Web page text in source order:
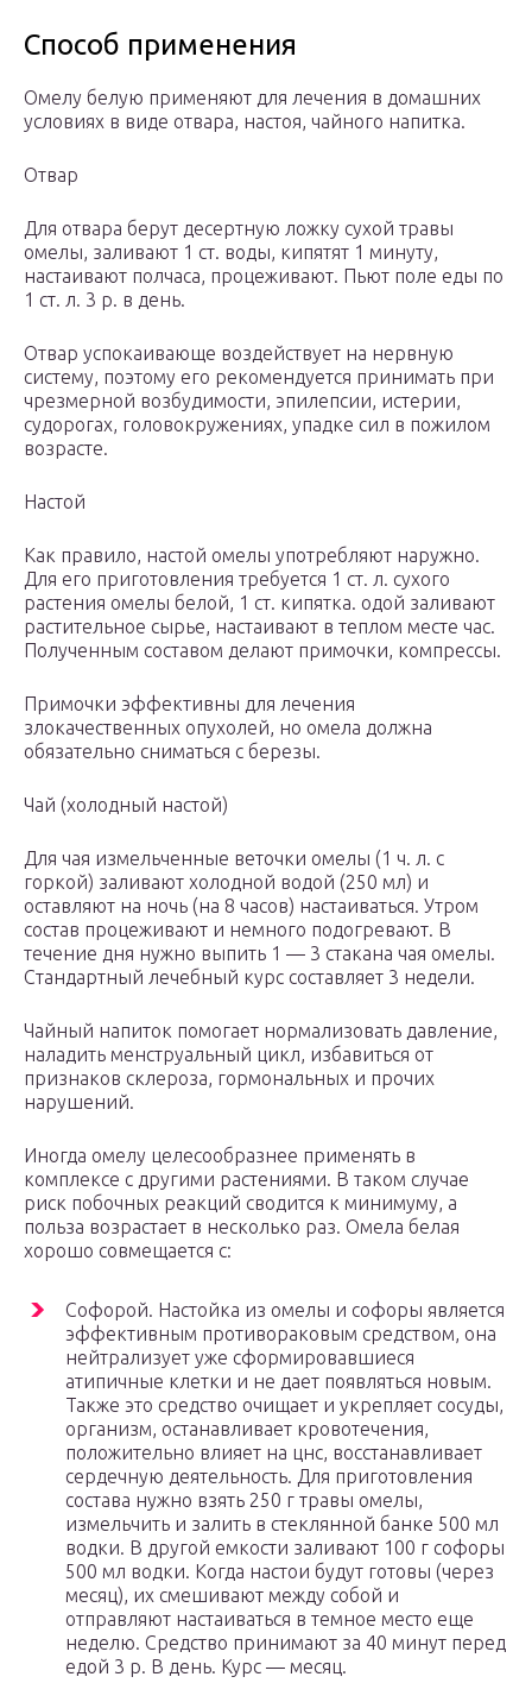
Способ применения
Омелу белую применяют для лечения в домашних
условиях в виде отвара, настоя, чайного напитка.
Отвар
Для отвара берут десертную ложку сухой травы
омелы, заливают 1 ст. воды, кипятят 1 минуту,
настаивают полчаса, процеживают. Пьют поле еды по
1 ст. л. 3 р. в день.
Отвар успокаивающе воздействует на нервную
систему, поэтому его рекомендуется принимать при
чрезмерной возбудимости, эпилепсии, истерии,
судорогах, головокружениях, упадке сил в пожилом
возрасте.
Настой
Как правило, настой омелы употребляют наружно.
Для его приготовления требуется 1 ст. л. сухого
растения омелы белой, 1 ст. кипятка. одой заливают
растительное сырье, настаивают в теплом месте час.
Полученным составом делают примочки, компрессы.
Примочки эффективны для лечения
злокачественных опухолей, но омела должна
обязательно сниматься с березы.
Чай (холодный настой)
Для чая измельченные веточки омелы (1 ч. л. с
горкой) заливают холодной водой (250 мл) и
оставляют на ночь (на 8 часов) настаиваться. Утром
состав процеживают и немного подогревают. В
течение дня нужно выпить 1 — 3 стакана чая омелы.
Стандартный лечебный курс составляет 3 недели.
Чайный напиток помогает нормализовать давление,
наладить менструальный цикл, избавиться от
признаков склероза, гормональных и прочих
нарушений.
Иногда омелу целесообразнее применять в
комплексе с другими растениями. В таком случае
риск побочных реакций сводится к минимуму, а
польза возрастает в несколько раз. Омела белая
хорошо совмещается с:
Софорой. Настойка из омелы и софоры является
эффективным противораковым средством, она
нейтрализует уже сформировавшиеся
атипичные клетки и не дает появляться новым.
Также это средство очищает и укрепляет сосуды,
организм, останавливает кровотечения,
положительно влияет на цнс, восстанавливает
сердечную деятельность. Для приготовления
состава нужно взять 250 г травы омелы,
измельчить и залить в стеклянной банке 500 мл
водки. В другой емкости заливают 100 г софоры
500 мл водки. Когда настои будут готовы (через
месяц), их смешивают между собой и
отправляют настаиваться в темное место еще
неделю. Средство принимают за 40 минут перед
едой 3 р. В день. Курс — месяц.